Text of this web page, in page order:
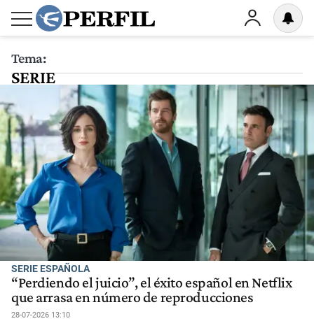
Tema:
SERIE
SERIE ESPAÑOLA
“Perdiendo el juicio”, el éxito español en Netflix
que arrasa en número de reproducciones
28-07-2026 13:10